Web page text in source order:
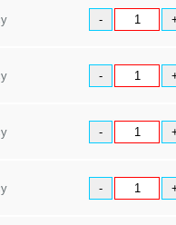
-
-
-
-